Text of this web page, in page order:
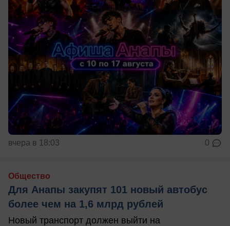
вчера в 18:03 0
Общество
Для Анапы закупят 101 новый автобус
более чем на 1,6 млрд рублей
Новый транспорт должен выйти на